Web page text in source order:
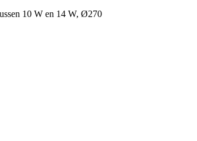
10 W en 14 W, Ø270